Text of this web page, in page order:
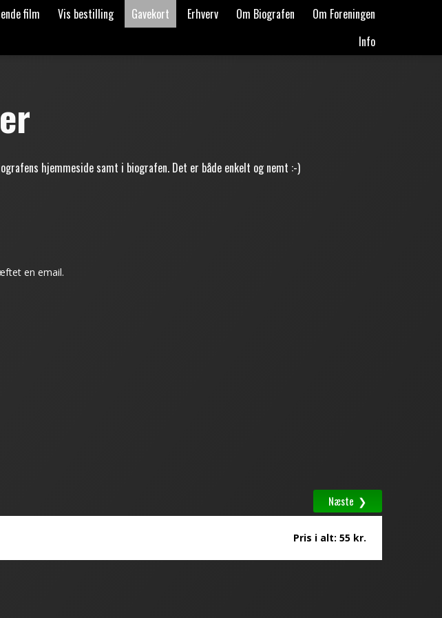
film Vis bestilling Gavekort Erhverv Om Biografen
Om Foreningen
Info
hjemmeside samt i biografen. Det er både enkelt og nemt :-)